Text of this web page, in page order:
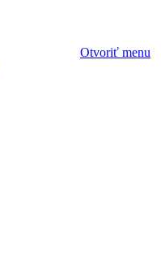
Otvoriť menu